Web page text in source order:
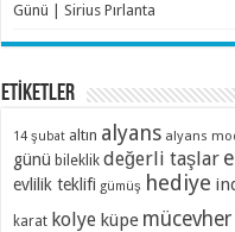
Günü | Sirius Pırlanta
ETİKETLER
14 şubat altın alyans alyans
günü bileklik değerli taşlar
evlilik teklifi gümüş hediye
karat kolye küpe mücevher